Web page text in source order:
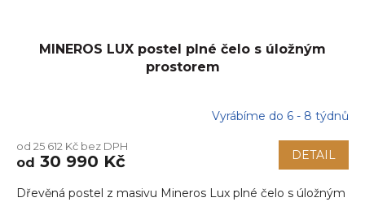
MINEROS LUX postel plné čelo s úložným
prostorem
Vyrábíme do 6 - 8 týdnů
od 25 612 Kč bez DPH
od 30 990 Kč DETAIL
Dřevěná postel z masivu Mineros Lux plné čelo s úložným